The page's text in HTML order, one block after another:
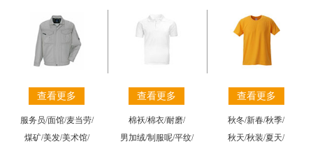
查看更多
服务员/面馆/麦当劳/
煤矿/美发/美术馆/
查看更多
棉袄/棉衣/耐磨/
男加绒/制服呢/平纹/
查看更多
秋冬/新春/秋季/
秋天/秋装/夏天/